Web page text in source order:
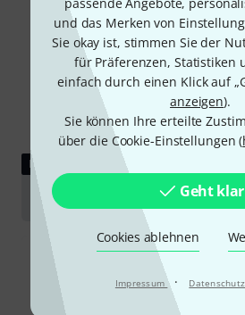
und das Merken von
Sie okay ist, stimmen Sie der
für Präferenzen, Statistiken
einfach durch einen Klick auf
anzeigen).
Sie können Ihre erteilte
über die Cookie-Einstellungen (
Geht klar
Cookies ablehnen
Impressum ·
DOWNLOAD
Montageanleitung